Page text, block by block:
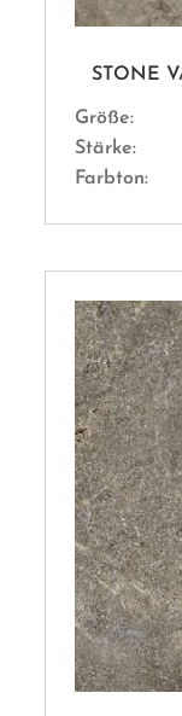
STONE
Größe:
Stärke:
Farbton: